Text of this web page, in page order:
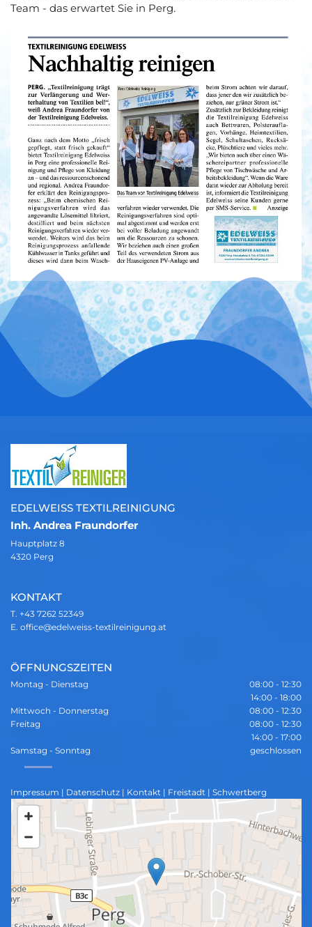
Team - das erwartet Sie in Perg.
EDELWEISS TEXTILREINIGUNG
Inh. Andrea Fraundorfer
Hauptplatz 8
4320 Perg
KONTAKT
T. +43 7262 52349
E. office@edelweiss-textilreinigung.at
ÖFFNUNGSZEITEN
Montag - Dienstag
08:00 - 12:30
14:00 - 18:00
Mittwoch - Donnerstag
08:00 - 12:30
Freitag
08:00 - 12:30
14:00 - 17:00
Samstag - Sonntag
geschlossen
Impressum | Datenschutz | Kontakt | Freistadt | Schwertberg